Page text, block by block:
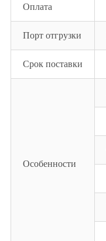
Оплата
Порт отгрузки
Срок поставки
Особенности